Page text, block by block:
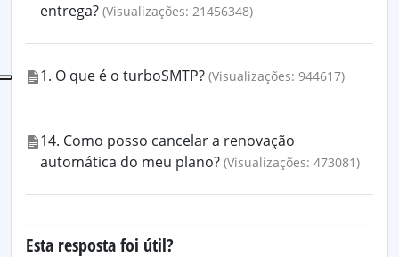
entrega? (Visualizações: 21456348)
1. O que é o turboSMTP? (Visualizações: 944617)
14. Como posso cancelar a renovação
automática do meu plano? (Visualizações: 473081)
Esta resposta foi útil?